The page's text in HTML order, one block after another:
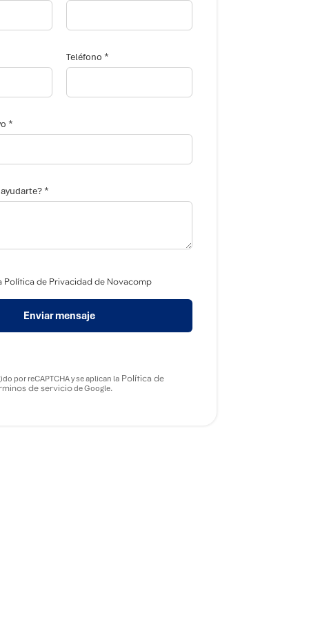
Teléfono *
*
*
Política de Privacidad de Novacomp
Enviar mensaje
por reCAPTCHA y se aplican la Política de
de serviciode Google.